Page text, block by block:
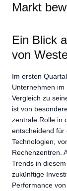
Markt
Ein Blick
von
Im ersten
Unternehmen im
Vergleich zu
ist von
zentrale Rolle in
entscheidend für
Technologien,
Rechenzentren.
Trends in
zukünftige
Performance